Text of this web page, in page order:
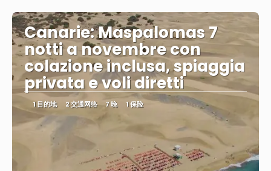
Canarie: Maspalomas 7
notti a novembre con
colazione inclusa, spiaggia
privata e voli diretti
1 目的地 2 交通网络 7 晚 1 保险